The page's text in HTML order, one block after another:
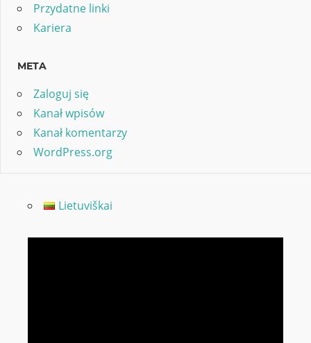
Przydatne linki
Kariera
META
Zaloguj się
Kanał wpisów
Kanał komentarzy
WordPress.org
Lietuviškai